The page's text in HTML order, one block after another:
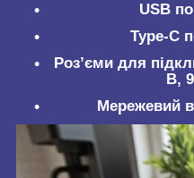
USB
Type-C
Роз’єми для
В,
Мережевий